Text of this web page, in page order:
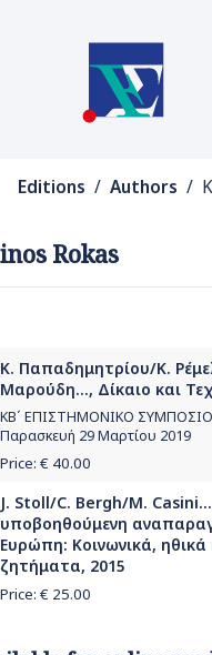
Editions / Authors /
Rokas
Κ. Παπαδημητρίου/Κ.
Μαρούδη..., Δίκαιο και
ΚΒ΄ ΕΠΙΣΤΗΜΟΝΙΚΟ ΣΥΜΠΟΣΙΟ
Παρασκευή 29 Μαρτίου 2019
Price: € 40.00
J. Stoll/C. Bergh/M.
υποβοηθούμενη
Ευρώπη: Κοινωνικά, ηθικά
ζητήματα, 2015
Price: € 25.00